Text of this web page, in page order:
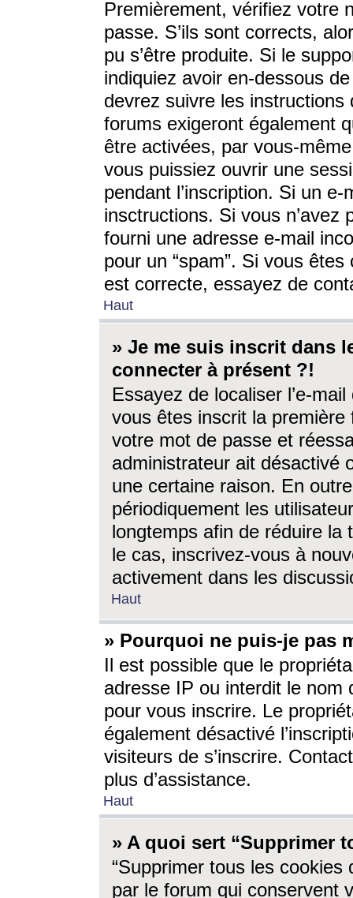
Premièrement, vérifiez votre
passe. S’ils sont corrects,
pu s’être produite. Si le
indiquiez avoir en-dessous
devrez suivre les
forums exigeront également
être activées, par vous-
vous puissiez ouvrir une
pendant l’inscription. Si un
insctructions. Si vous n’avez
fourni une adresse e-mail
pour un “spam”. Si vous
est correcte, essayez de
Haut
» Je me suis inscrit dans
connecter à présent ?!
Essayez de localiser l’e-
vous êtes inscrit la première
votre mot de passe et
administrateur ait désactivé
une certaine raison. En
périodiquement les
longtemps afin de réduire la
le cas, inscrivez-vous à
activement dans les
Haut
» Pourquoi ne puis-je pas
Il est possible que le
adresse IP ou interdit le nom
pour vous inscrire. Le
également désactivé
visiteurs de s’inscrire.
plus d’assistance.
Haut
» A quoi sert “Supprimer
“Supprimer tous les cookies
par le forum qui conservent